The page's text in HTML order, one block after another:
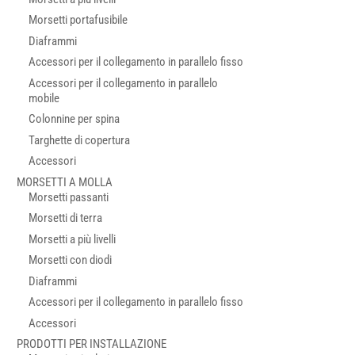
Morsetti portafusibile
Diaframmi
Accessori per il collegamento in parallelo fisso
Accessori per il collegamento in parallelo
mobile
Colonnine per spina
Targhette di copertura
Accessori
MORSETTI A MOLLA
Morsetti passanti
Morsetti di terra
Morsetti a più livelli
Morsetti con diodi
Diaframmi
Accessori per il collegamento in parallelo fisso
Accessori
PRODOTTI PER INSTALLAZIONE